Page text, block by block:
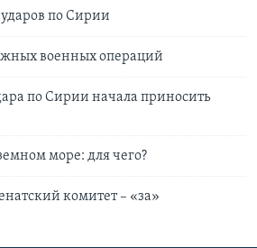
по Сирии
военных операций
по Сирии начала приносить
море: для чего?
комитет – «за»